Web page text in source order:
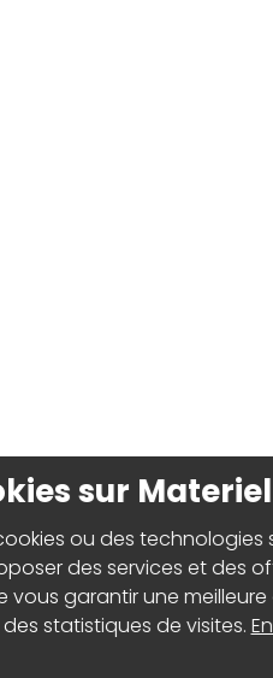
sur
ou des technologies
des services et des
vous garantir une
statistiques de visites.